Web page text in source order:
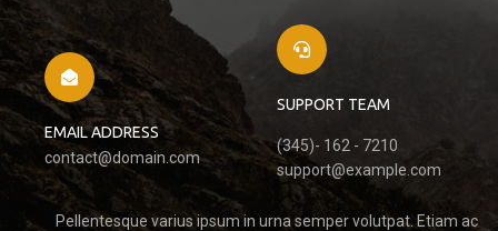
EMAIL ADDRESS
contact@domain.com
SUPPORT TEAM
(345)- 162 - 7210
support@example.com
Pellentesque varius ipsum in urna semper volutpat. Etiam ac